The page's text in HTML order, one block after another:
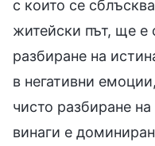
с които се
житейски път, ще е
разбиране на
в негативни
чисто разбиране
винаги е